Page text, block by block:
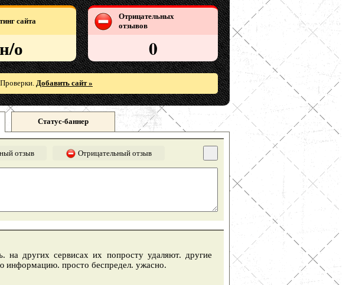
сайта
н/о
Отрицательных
отзывов
0
Добавить сайт »
Статус-баннер
отзыв Отрицательный отзыв
на других сервисах их попросту удаляют. другие
информацию. просто беспредел. ужасно.